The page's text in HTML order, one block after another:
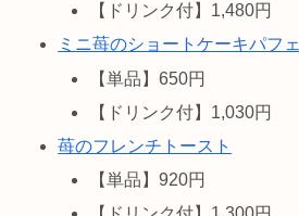
【ドリンク付】1,480円
ミニ苺のショートケーキパフェ
【単品】650円
【ドリンク付】1,030円
苺のフレンチトースト
【単品】920円